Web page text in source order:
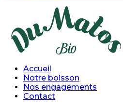
Accueil
Notre boisson
Nos engagements
Contact